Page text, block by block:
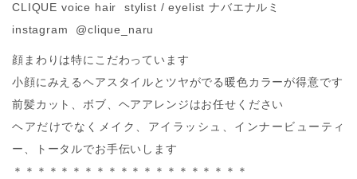
CLIQUE voice hair stylist / eyelist ナバエナルミ
instagram @clique_naru
顔まわりは特にこだわっています
小顔にみえるヘアスタイルとツヤがでる暖色カラーが得意です
前髪カット、ボブ、ヘアアレンジはお任せください
ヘアだけでなくメイク、アイラッシュ、インナービューティ
ー、トータルでお手伝いします
＊＊＊＊＊＊＊＊＊＊＊＊＊＊＊＊＊＊＊＊